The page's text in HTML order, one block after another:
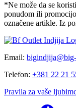
*Ne može da se
ponudom ili
označene artikle. Iz
Email:
Telefon: +381 22 21
Pravila za vaše